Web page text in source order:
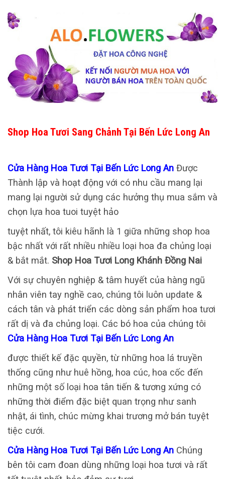
Shop Hoa Tươi Sang Chảnh Tại Bến Lức Long An
Cửa Hàng Hoa Tươi Tại Bến Lức Long An Được
Thành lập và hoạt động với có nhu cầu mang lại
mang lại người sử dụng các hưởng thụ mua sắm và
chọn lựa hoa tuoi tuyệt hảo
tuyệt nhất, tôi kiêu hãnh là 1 giữa những shop hoa
bậc nhất với rất nhiều nhiều loại hoa đa chủng loại
& bắt mắt. Shop Hoa Tươi Long Khánh Đồng Nai
Với sự chuyên nghiệp & tâm huyết của hàng ngũ
nhân viên tay nghề cao, chúng tôi luôn update &
cách tân và phát triển các dòng sản phẩm hoa tươi
rất dị và đa chủng loại. Các bó hoa của chúng tôi
Cửa Hàng Hoa Tươi Tại Bến Lức Long An
được thiết kế đặc quyền, từ những hoa lá truyền
thống cũng như huê hồng, hoa cúc, hoa cốc đến
những một số loại hoa tân tiến & tương xứng có
những thời điểm đặc biệt quan trọng như sanh
nhật, ái tình, chúc mừng khai trương mở bán tuyệt
tiệc cưới.
Cửa Hàng Hoa Tươi Tại Bến Lức Long An Chúng
bên tôi cam đoan dùng những loại hoa tươi và rất